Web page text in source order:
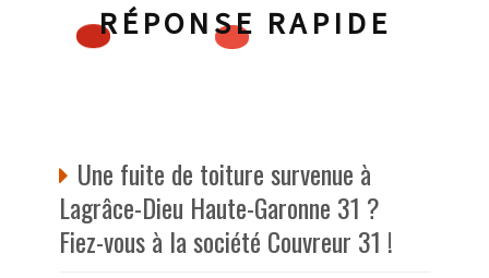
RÉPONSE RAPIDE
Une fuite de toiture survenue à
Lagrâce-Dieu Haute-Garonne 31 ?
Fiez-vous à la société Couvreur 31 !